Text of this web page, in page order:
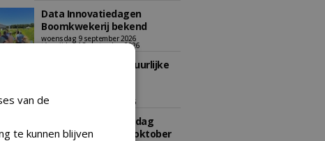
Data Innovatiedagen
Boomkwekerij bekend
woensdag 9 september 2026
t/m vrijdag 18 september 2026
Kennismiddag: 'Natuurlijke
maandag 28 september 2026
Landelijke Jongerendag
Boomkwekerij op 9 oktober
van de
te kunnen blijven